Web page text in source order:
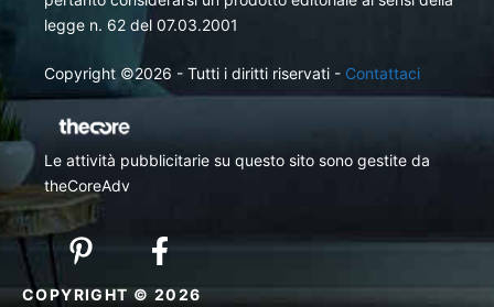
legge n. 62 del 07.03.2001
Copyright ©2026 - Tutti i diritti riservati - Contattaci
Le attività pubblicitarie su questo sito sono gestite da
theCoreAdv
COPYRIGHT © 2026